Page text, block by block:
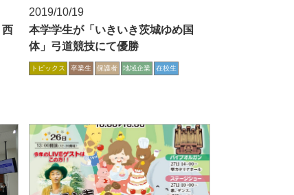
西
2019/10/19
本学学生が「いきいき茨城ゆめ国
体」弓道競技にて優勝
トピックス 卒業生 保護者 地域企業 在校生